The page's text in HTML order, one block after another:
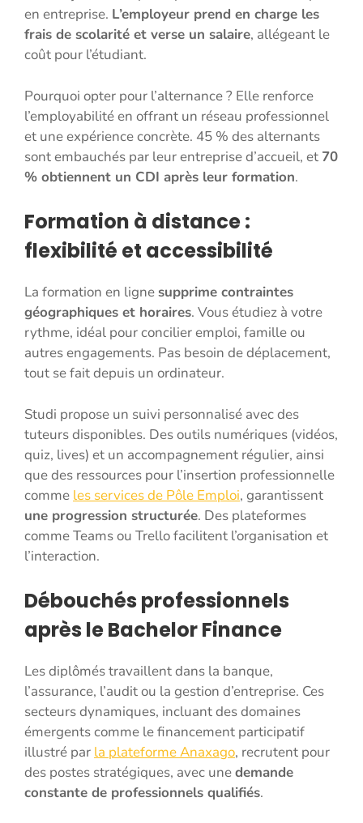
en entreprise. L’employeur prend en charge les
frais de scolarité et verse un salaire, allégeant le
coût pour l’étudiant.
Pourquoi opter pour l’alternance ? Elle renforce
l’employabilité en offrant un réseau professionnel
et une expérience concrète. 45 % des alternants
sont embauchés par leur entreprise d’accueil, et 70
% obtiennent un CDI après leur formation.
Formation à distance :
flexibilité et accessibilité
La formation en lignesupprime contraintes
géographiques et horaires. Vous étudiez à votre
rythme, idéal pour concilier emploi, famille ou
autres engagements. Pas besoin de déplacement,
tout se fait depuis un ordinateur.
Studi propose un suivi personnalisé avec des
tuteurs disponibles. Des outils numériques (vidéos,
quiz, lives) et un accompagnement régulier, ainsi
que des ressources pour l’insertion professionnelle
comme les services de Pôle Emploi, garantissent
une progression structurée. Des plateformes
comme Teams ou Trello facilitent l’organisation et
l’interaction.
Débouchés professionnels
après le Bachelor Finance
Les diplômés travaillent dans la banque,
l’assurance, l’audit ou la gestion d’entreprise. Ces
secteurs dynamiques, incluant des domaines
émergents comme le financement participatif
illustré par la plateforme Anaxago, recrutent pour
des postes stratégiques, avec unedemande
constante de professionnels qualifiés.